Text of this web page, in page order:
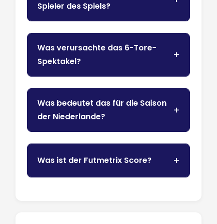
Spieler des Spiels?
Was verursachte das 6-Tore-
Spektakel?
Was bedeutet das für die Saison
der Niederlande?
Was ist der Futmetrix Score?